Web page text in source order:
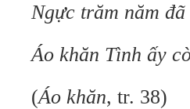
Ngực trăm năm
Áo khăn Tình ấy
(Áo khăn, tr. 38)